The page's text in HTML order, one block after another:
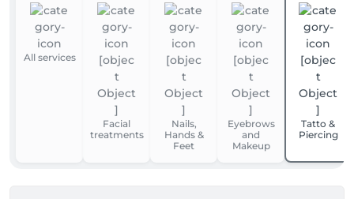
All services
Facial
treatments
Nails,
Hands &
Feet
Eyebrows
and
Makeup
Tatto &
Piercing